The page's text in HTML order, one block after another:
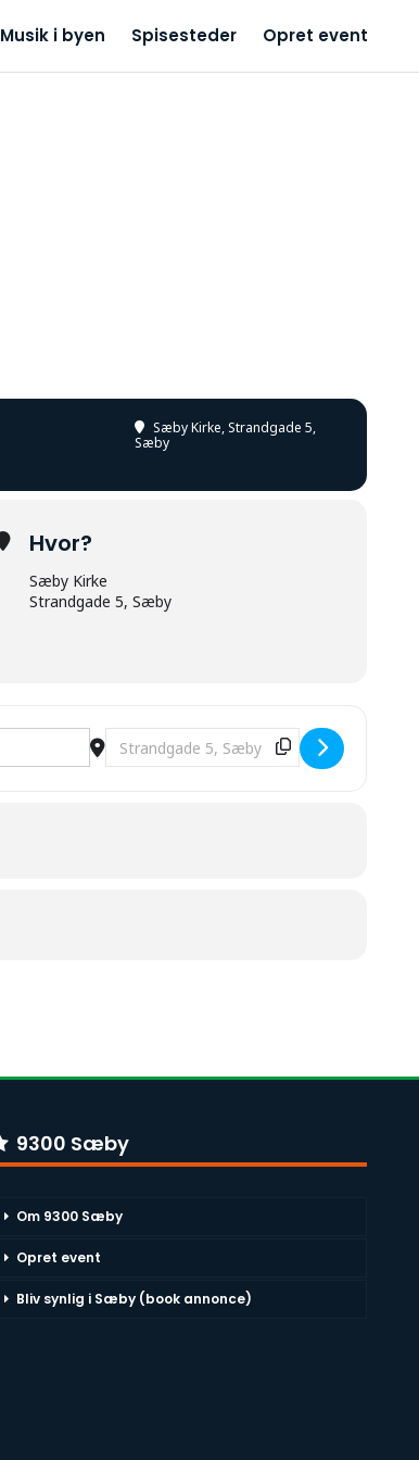
Musik i byen Spisesteder Opret event
Sæby Kirke, Strandgade 5,
Sæby
Hvor?
Sæby Kirke
Strandgade 5, Sæby
Destination Address - Aftenmeditation
9300 Sæby
Om 9300 Sæby
Opret event
Bliv synlig i Sæby (book annonce)